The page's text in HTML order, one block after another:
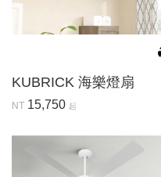
KUBRICK 海樂燈扇
NT 15,750 起